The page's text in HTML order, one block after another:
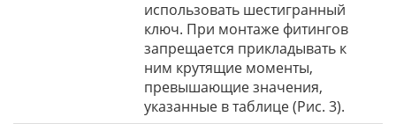
герметизации.
В наличии
CW 617N латунь